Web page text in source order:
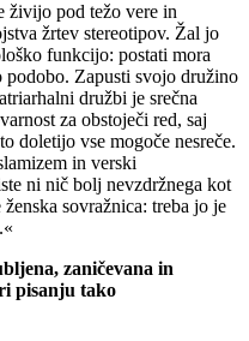
živijo pod težo vere in
žrtev stereotipov. Žal jo
funkcijo: postati mora
Zapusti svojo družino
družbi je srečna
za obstoječi red, saj
doletijo vse mogoče nesreče.
in verski
ni nič bolj nevzdržnega kot
sovražnica: treba jo je
zaničevana in
pisanju tako